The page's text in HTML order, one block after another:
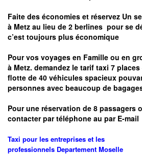
Faite des économies et réservez Un
à Metz au lieu de 2 berlines pour se
c’est toujours plus économique
Pour vos voyages en Famille ou en
à Metz. demandez le tarif taxi 7 places
flotte de 40 véhicules spacieux
personnes avec beaucoup de
Pour une réservation de 8 passagers
contacter par téléphone au par E-mail
Taxi pour les entreprises et les
professionnels Departement Moselle